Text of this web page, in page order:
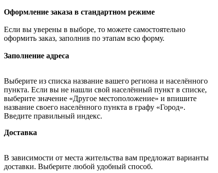
Оформление заказа в стандартном режиме
Если вы уверены в выборе, то можете самостоятельно
оформить заказ, заполнив по этапам всю форму.
Заполнение адреса
Выберите из списка название вашего региона и населённого
пункта. Если вы не нашли свой населённый пункт в списке,
выберите значение «Другое местоположение» и впишите
название своего населённого пункта в графу «Город».
Введите правильный индекс.
Доставка
В зависимости от места жительства вам предложат варианты
доставки. Выберите любой удобный способ.